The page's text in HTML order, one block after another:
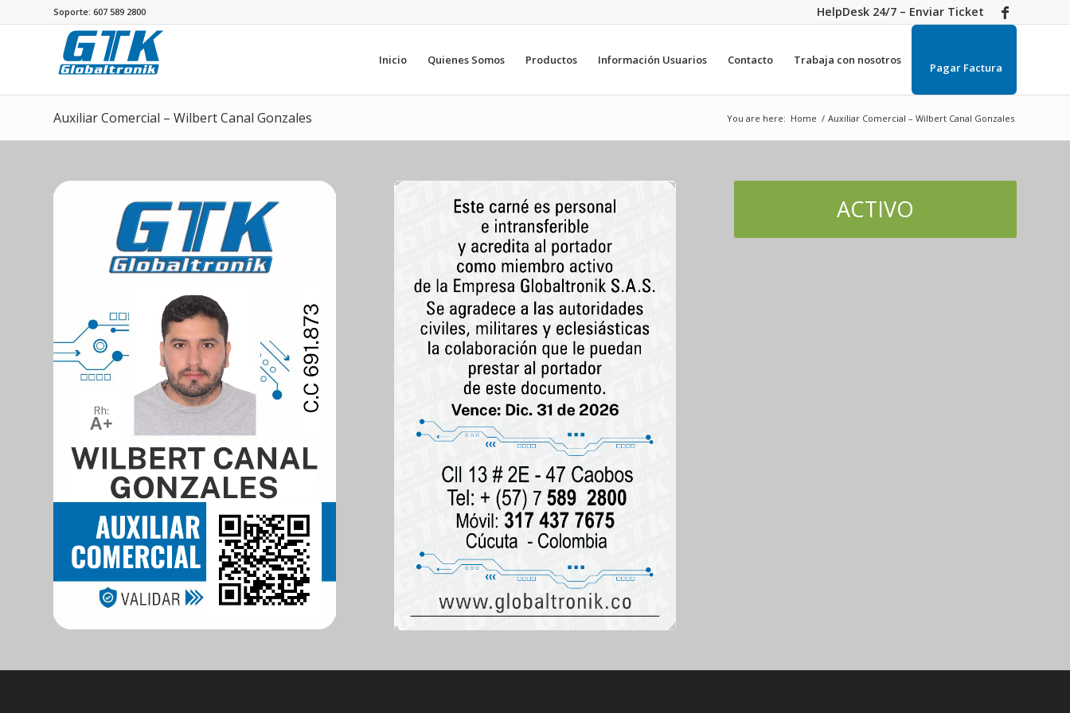
HelpDesk 24/7 – Enviar Ticket
Soporte: 607 589 2800
Inicio Quienes Somos Productos Información Usuarios Contacto Trabaja con nosotros
Pagar Factura
Auxiliar Comercial – Wilbert Canal Gonzales You are here: Home / Auxiliar Comercial – Wilbert Canal Gonzales
ACTIVO